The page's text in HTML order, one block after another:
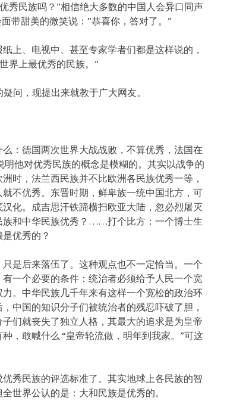
秀民族吗？”相信绝大多数的中国人会异口同声
带甜美的微笑说：”恭喜你，答对了。”
上、电视中、甚至专家学者们都是这样说的，
界上最优秀的民族。”
问，现提出来就教于广大网友。
：德国两次世界大战战败，不算优秀，法国在
他对优秀民族的概念是模糊的。其实以战争的
时，法兰西民族并不比欧洲各民族优秀一等，
不优秀。东晋时期，鲜卑族一统中国北方，可
化。成吉思汗铁蹄横扫欧亚大陆，忽必烈屠灭
族和中华民族优秀？……打个比方：一个博士生
优秀的？
是后来落伍了。这种观点也不一定恰当。一个
一个必要的条件：统治者必须给予人民一个宽
。中华民族几千年来有这样一个宽松的政治环
中国的知识分子们被统治者的残忍吓破了胆，
们就丧失了独立人格，其最大的追求是为皇帝
，敢喊什么 “皇帝轮流做，明年到我家。”可这
秀民族的评选标准了。其实地球上各民族的智
世界公认的是：大和民族是优秀的。